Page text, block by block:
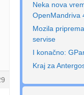
Neka nova
OpenMandriva
Mozila
servise
I konačno:
Kraj za